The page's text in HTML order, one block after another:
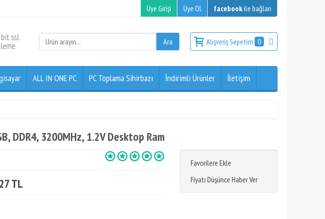
Üye Girişi Üye Ol facebookile bağlan
Alışveriş Sepetim 0
ALL IN ONE PC PC Toplama Sihirbazı İndirimli Ürünler İletişim
DDR4, 3200MHz, 1.2V Desktop Ram
Favorilere Ekle
Fiyatı Düşünce Haber Ver
TL